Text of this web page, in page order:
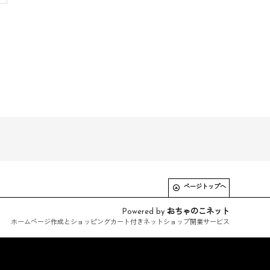
ページトップへ
Powered by おちゃのこネット
ホームページ作成とショッピングカート付きネットショップ開業サービス